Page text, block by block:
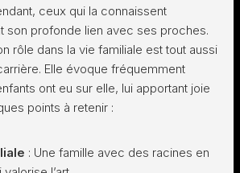
ceux qui la connaissent
son profonde lien avec ses proches.
rôle dans la vie familiale est tout aussi
Elle évoque fréquemment
ont eu sur elle, lui apportant joie
points à retenir :
: Une famille avec des racines en